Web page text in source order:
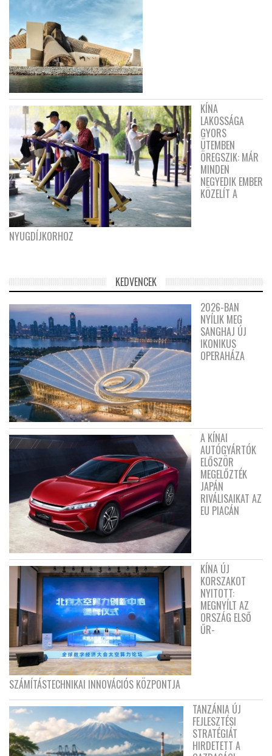
KÍNA
LAKOSSÁGA
GYORS
ÜTEMBEN
ÖREGSZIK: MÁR
MINDEN
NEGYEDIK EMBER
KÖZELÍT A
NYUGDÍJKORHOZ
KEDVENCEK
2026-BAN
NYÍLIK MEG
SANGHAJ ÚJ
IKONIKUS
OPERAHÁZA
A KÍNAI
AUTÓGYÁRTÓK
ELŐSZÖR
MEGELŐZTÉK
JAPÁN
RIVÁLISAIKAT AZ
EU PIACÁN
KÍNA ÚJ
KORSZAKOT
NYITOTT:
MEGNYÍLT AZ
ORSZÁG ELSŐ
ŰR-
SZÁMÍTÁSTECHNIKAI INNOVÁCIÓS KÖZPONTJA
TANZÁNIA ÚJ
FEJLESZTÉSI
STRATÉGIÁT
HIRDETETT A